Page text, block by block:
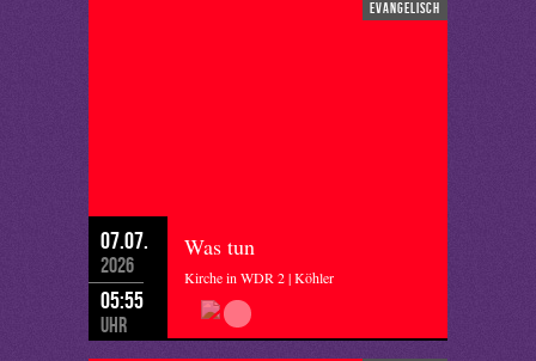
evangelisch
07.07.
2026
05:55
Uhr
Was tun
Kirche in WDR 2 | Köhler